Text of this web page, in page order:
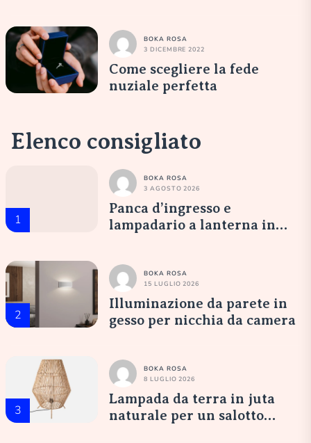
BOKA ROSA
3 DICEMBRE 2022
Come scegliere la fede
nuziale perfetta
Elenco consigliato
1
BOKA ROSA
3 AGOSTO 2026
Panca d’ingresso e
lampadario a lanterna in
2
BOKA ROSA
15 LUGLIO 2026
Illuminazione da parete in
gesso per nicchia da camera
3
BOKA ROSA
8 LUGLIO 2026
Lampada da terra in juta
naturale per un salotto